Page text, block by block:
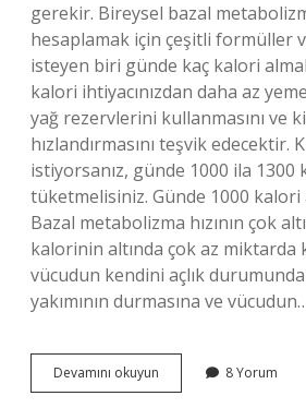
gerekir. Bireysel bazal
hesaplamak için çeşitli formüller
isteyen biri günde kaç kalori
kalori ihtiyacınızdan daha az
yağ rezervlerini kullanmasını ve
hızlandırmasını teşvik edecektir.
istiyorsanız, günde 1000 ila 1300
tüketmelisiniz. Günde 1000 kalori
Bazal metabolizma hızının çok
kalorinin altında çok az miktarda
vücudun kendini açlık
yakımının durmasına ve
Devamını okuyun
Erkek
8 Yorum